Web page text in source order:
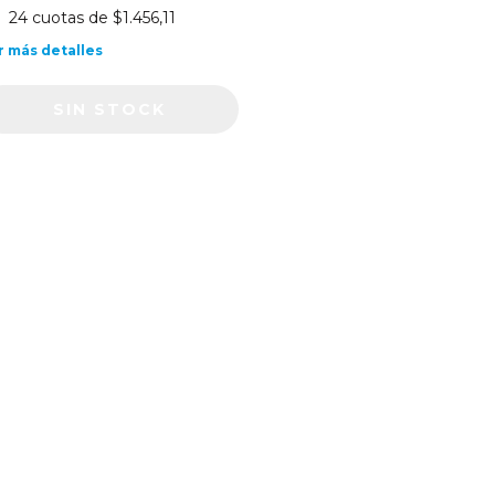
24 cuotas de $1.456,11
más detalles